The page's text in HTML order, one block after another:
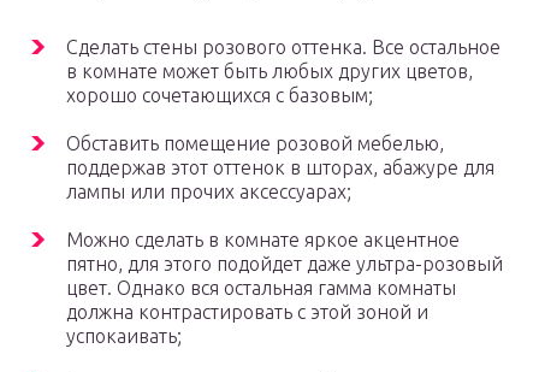
Сделать стены розового оттенка. Все остальное
в комнате может быть любых других цветов,
хорошо сочетающихся с базовым;
Обставить помещение розовой мебелью,
поддержав этот оттенок в шторах, абажуре для
лампы или прочих аксессуарах;
Можно сделать в комнате яркое акцентное
пятно, для этого подойдет даже ультра-розовый
цвет. Однако вся остальная гамма комнаты
должна контрастировать с этой зоной и
успокаивать;